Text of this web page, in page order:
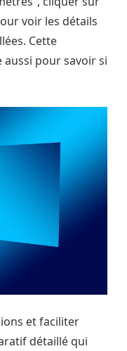
voir les détails
Cette
pour savoir si
et faciliter
détaillé qui